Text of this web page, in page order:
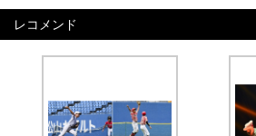
レコメンド